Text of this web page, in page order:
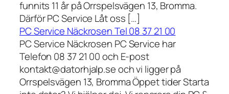
funnits 11 år på Orrspelsvägen 13, Bromma.
Därför PC Service Låt oss […]
PC Service Näckrosen Tel 08 37 21 00
PC Service Näckrosen PC Service har
Telefon 08 37 21 00 och E-post
kontakt@datorhjalp.se och vi ligger på
Orrspelsvägen 13, Bromma Öppet tider Starta